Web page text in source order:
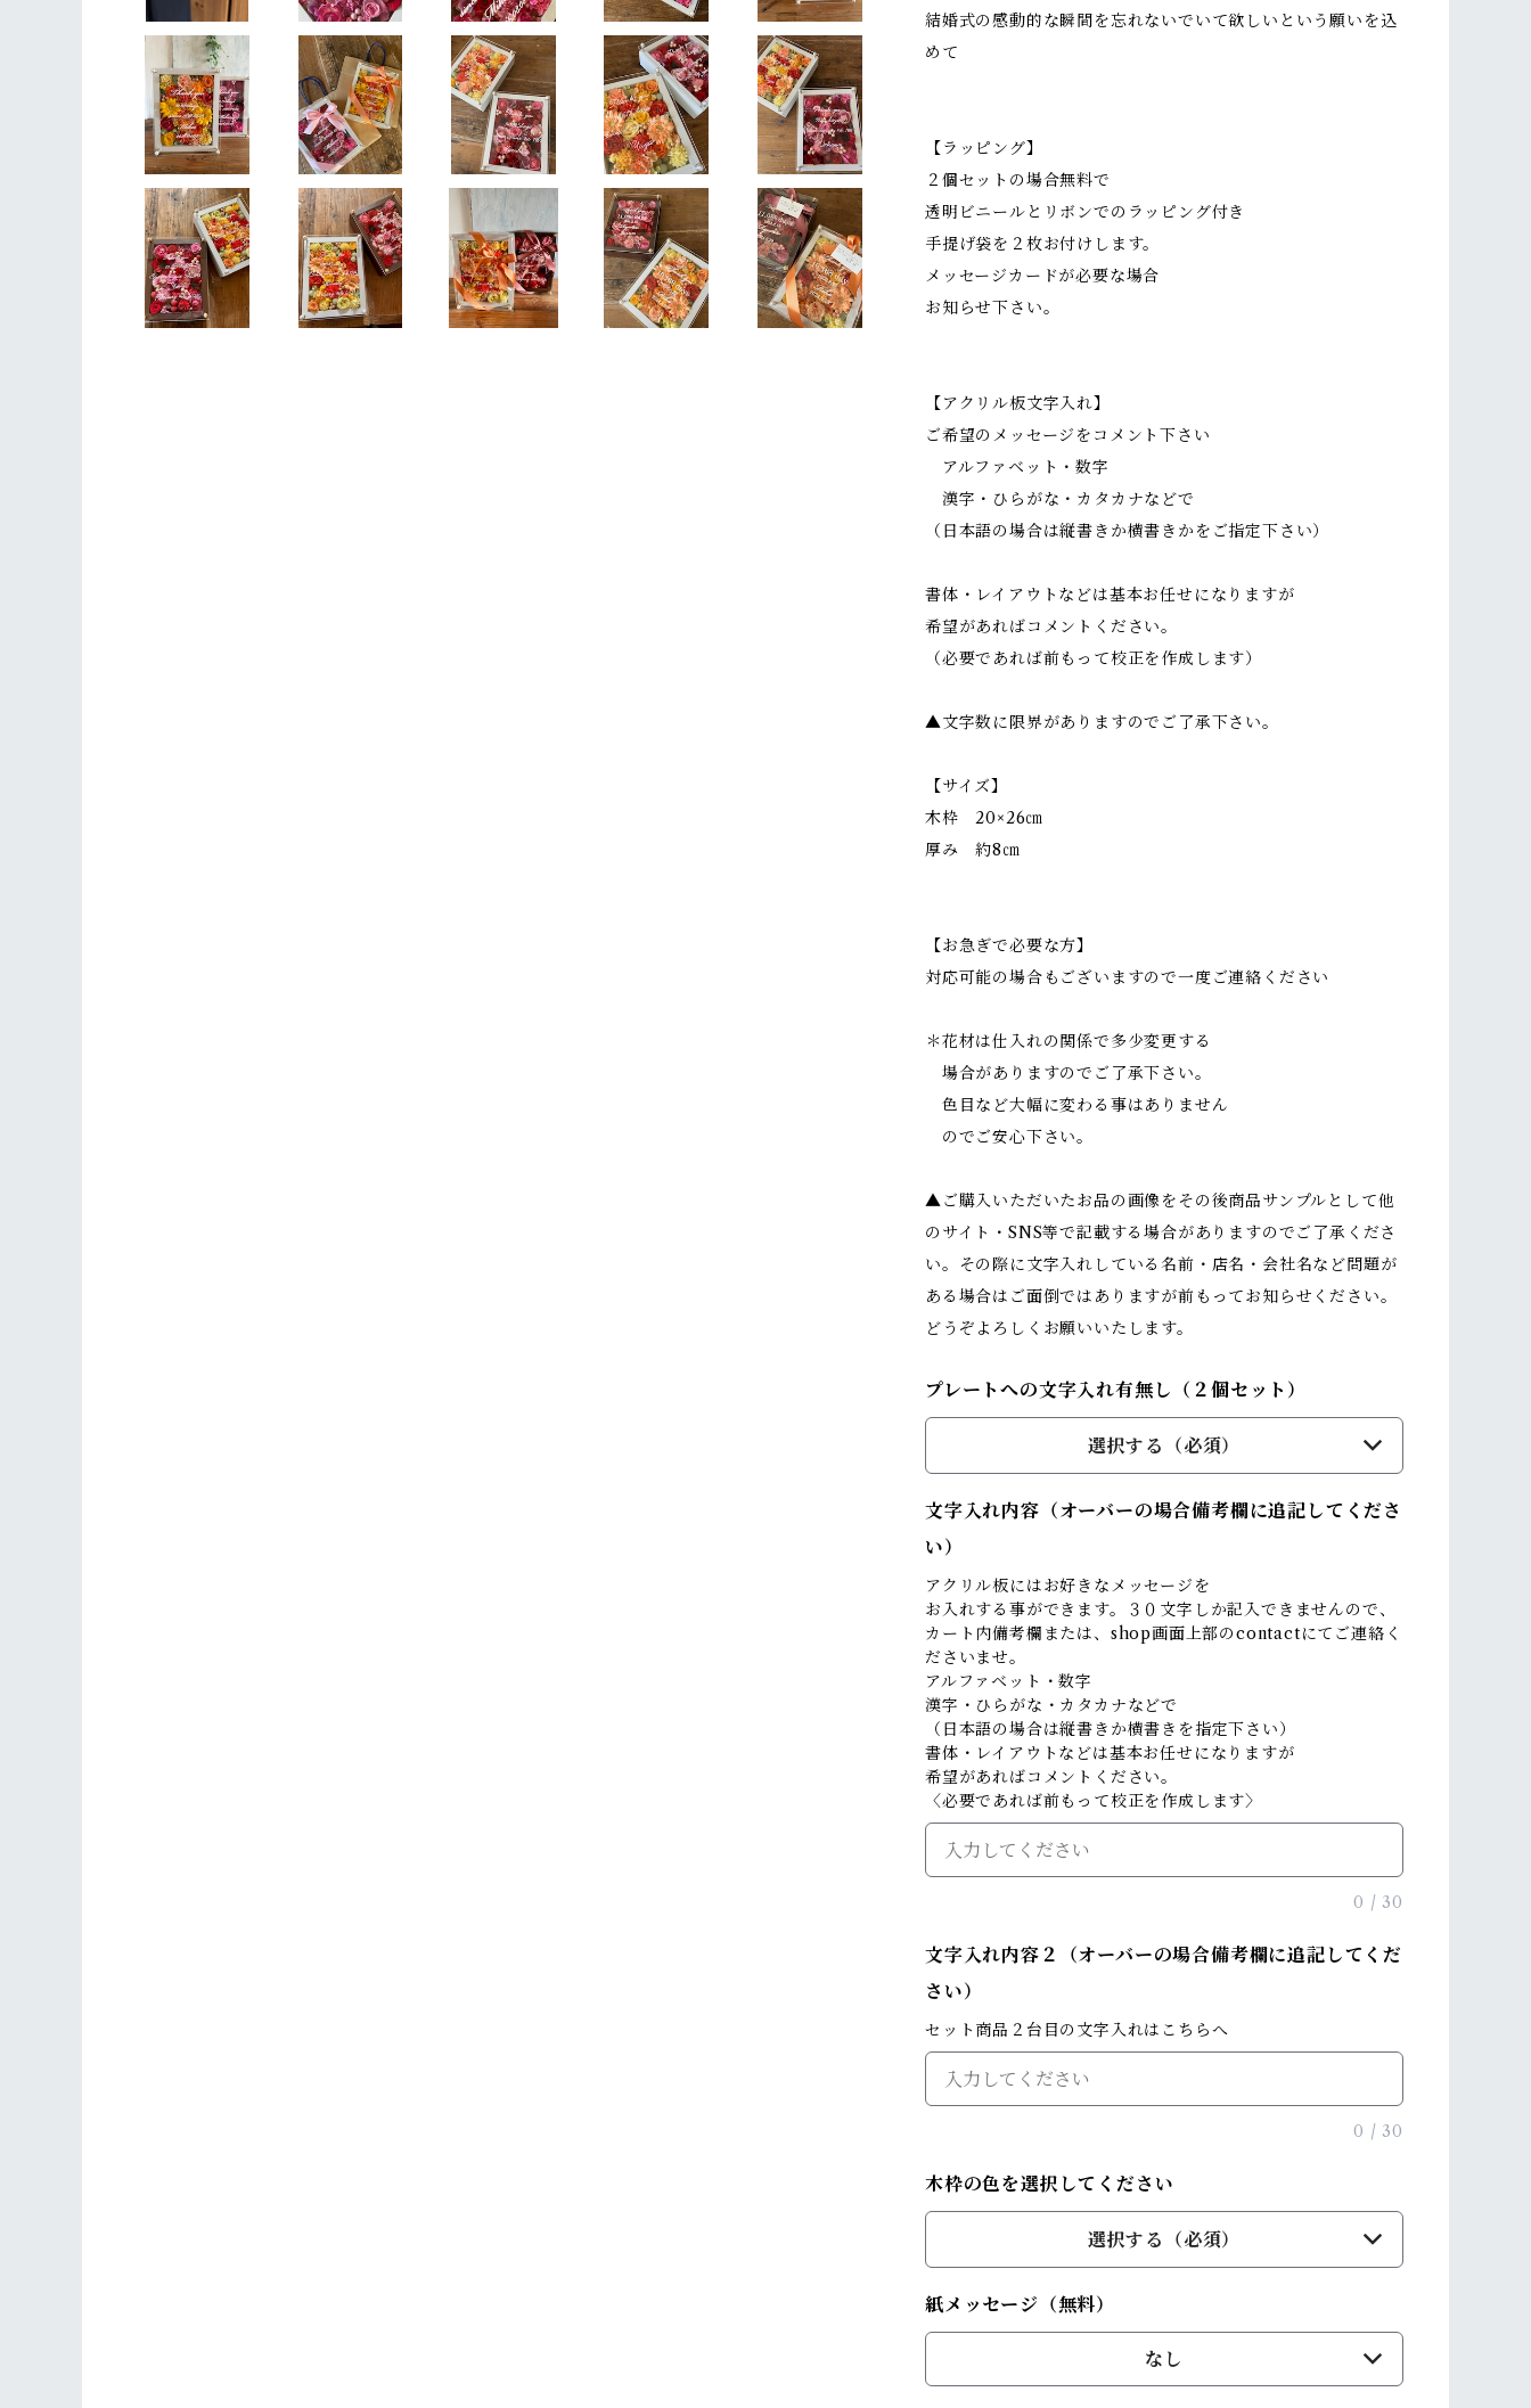
結婚式の感動的な瞬間を忘れないでいて欲しいという願いを込
めて
【ラッピング】
２個セットの場合無料で
透明ビニールとリボンでのラッピング付き
手提げ袋を２枚お付けします。
メッセージカードが必要な場合
お知らせ下さい。
【アクリル板文字入れ】
ご希望のメッセージをコメント下さい
アルファベット・数字
漢字・ひらがな・カタカナなどで
（日本語の場合は縦書きか横書きかをご指定下さい）
書体・レイアウトなどは基本お任せになりますが
希望があればコメントください。
（必要であれば前もって校正を作成します）
▲文字数に限界がありますのでご了承下さい。
【サイズ】
木枠 20×26㎝
厚み 約8㎝
【お急ぎで必要な方】
対応可能の場合もございますので一度ご連絡ください
＊花材は仕入れの関係で多少変更する
場合がありますのでご了承下さい。
色目など大幅に変わる事はありません
のでご安心下さい。
▲ご購入いただいたお品の画像をその後商品サンプルとして他
のサイト・SNS等で記載する場合がありますのでご了承くださ
い。その際に文字入れしている名前・店名・会社名など問題が
ある場合はご面倒ではありますが前もってお知らせください。
どうぞよろしくお願いいたします。
プレートへの文字入れ有無し（２個セット）
選択する（必須）
文字入れ内容（オーバーの場合備考欄に追記してくださ
い）
アクリル板にはお好きなメッセージを
お入れする事ができます。３０文字しか記入できませんので、
カート内備考欄または、shop画面上部のcontactにてご連絡く
ださいませ。
アルファベット・数字
漢字・ひらがな・カタカナなどで
（日本語の場合は縦書きか横書きを指定下さい）
書体・レイアウトなどは基本お任せになりますが
希望があればコメントください。
〈必要であれば前もって校正を作成します〉
0 / 30
文字入れ内容２（オーバーの場合備考欄に追記してくだ
さい）
セット商品２台目の文字入れはこちらへ
0 / 30
木枠の色を選択してください
選択する（必須）
紙メッセージ（無料）
なし